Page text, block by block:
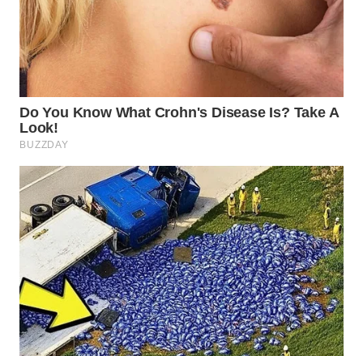
KARAWANG
WN
BEKASI
WN
BOGOR
WN
DEPOK
WN
TAPANULI
UTARA
WN
SAMOSIR